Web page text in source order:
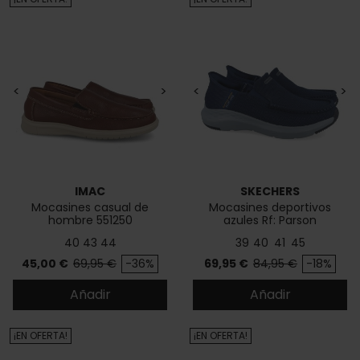
< >
IMAC
Mocasines casual de
hombre 551250
40 43 44
Precio
45,00 € Precio base
69,95 € -36%
Añadir
< >
SKECHERS
Mocasines deportivos
azules Rf: Parson
39 40 41 45
Precio
69,95 € Precio base
84,95 € -18%
Añadir
¡EN OFERTA! ¡EN OFERTA!